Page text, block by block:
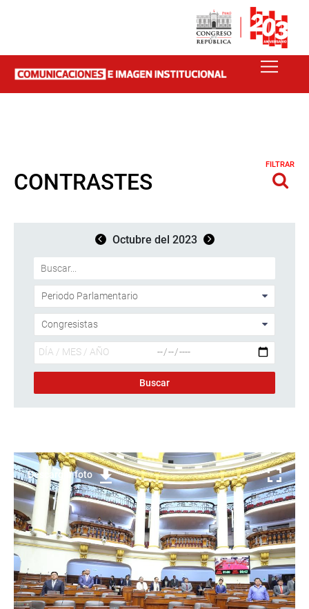
CONTRASTES
FILTRAR
Octubre del 2023
Descargar foto